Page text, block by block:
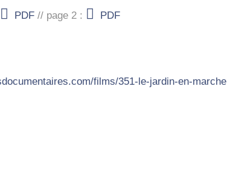
PDF // page 2 : PDF
films/351-le-jardin-en-marche